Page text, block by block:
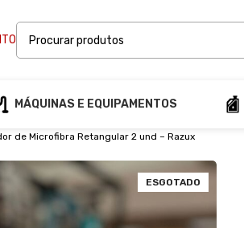
MÁQUINAS E EQUIPAMENTOS
de Microfibra Retangular 2 und – Razux
ESGOTADO